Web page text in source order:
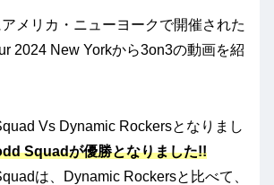
メリカ・ニューヨークで開催された
2024 New Yorkから3on3の動画を紹
Vs Dynamic Rockersとなりまし
Squadが優勝となりました!!
は、Dynamic Rockersと比べて、